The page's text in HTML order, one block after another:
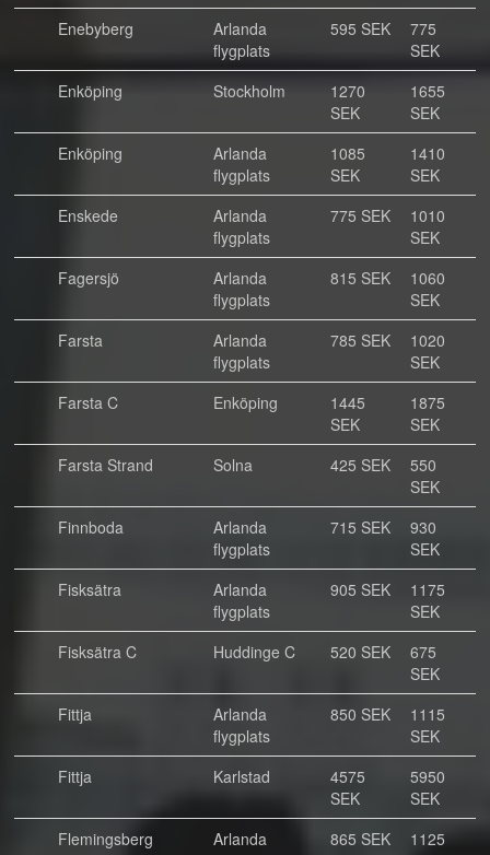
Enebyberg
Arlanda
flygplats
595 SEK
775
SEK
Enköping
Stockholm
1270
SEK
1655
SEK
Enköping
Arlanda
flygplats
1085
SEK
1410
SEK
Enskede
Arlanda
flygplats
775 SEK
1010
SEK
Fagersjö
Arlanda
flygplats
815 SEK
1060
SEK
Farsta
Arlanda
flygplats
785 SEK
1020
SEK
Farsta C
Enköping
1445
SEK
1875
SEK
Farsta Strand
Solna 425 SEK
550
SEK
Finnboda
Arlanda
flygplats
715 SEK
930
SEK
Fisksätra
Arlanda
flygplats
905 SEK
1175
SEK
Fisksätra C
Huddinge C 520 SEK
675
SEK
Fittja
Arlanda
flygplats
850 SEK
1115
SEK
Fittja
Karlstad
4575
SEK
5950
SEK
Flemingsberg
Arlanda
865 SEK
1125